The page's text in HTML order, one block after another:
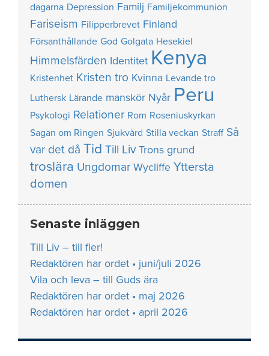
dagarna Depression Familj Familjekommunion
Fariseism Filipperbrevet Finland
Försanthållande God Golgata Hesekiel
Himmelsfärden Identitet Kenya
Kristenhet Kristen tro Kvinna Levande tro
Luthersk Lärande manskör Nyår Peru
Psykologi Relationer Rom Roseniuskyrkan
Sagan om Ringen Sjukvård Stilla veckan Straff Så
var det då Tid Till Liv Trons grund
troslära Ungdomar Wycliffe Yttersta
domen
Senaste inläggen
Till Liv – till fler!
Redaktören har ordet • juni/juli 2026
Vila och leva – till Guds ära
Redaktören har ordet • maj 2026
Redaktören har ordet • april 2026